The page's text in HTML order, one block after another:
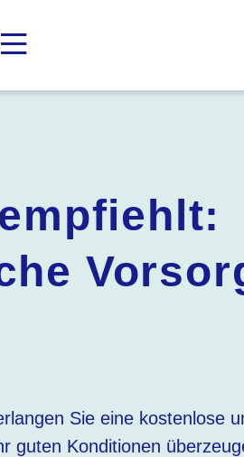
Sie eine kostenlose
guten Konditionen